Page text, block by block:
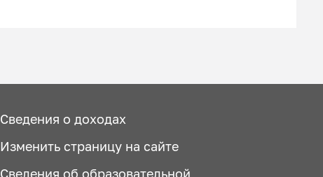
Сведения о доходах
Изменить страницу на сайте
Сведения об образовательной